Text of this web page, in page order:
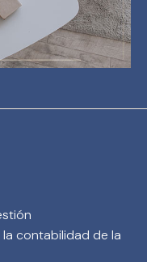
contabilidad de la